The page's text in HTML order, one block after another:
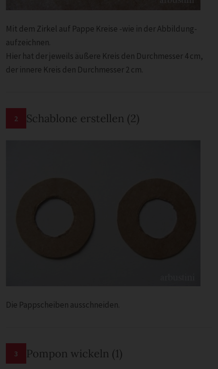
Mit dem Zirkel auf Pappe Kreise -wie in der Abbildung-
aufzeichnen.
Hier hat der jeweils äußere Kreis den Durchmesser 4 cm,
der innere Kreis den Durchmesser 2 cm.
2 Schablone erstellen (2)
Die Pappscheiben ausschneiden.
3 Pompon wickeln (1)